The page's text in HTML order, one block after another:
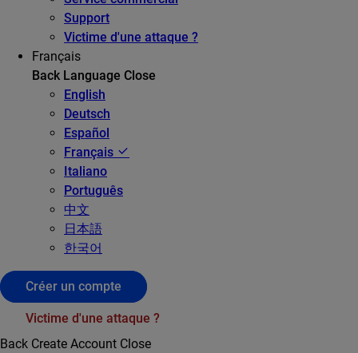
Support
Victime d'une attaque ?
Français
Back Language Close
English
Deutsch
Español
Français
Italiano
Português
中文
日本語
한국어
Créer un compte
Victime d'une attaque ?
Back Create Account Close